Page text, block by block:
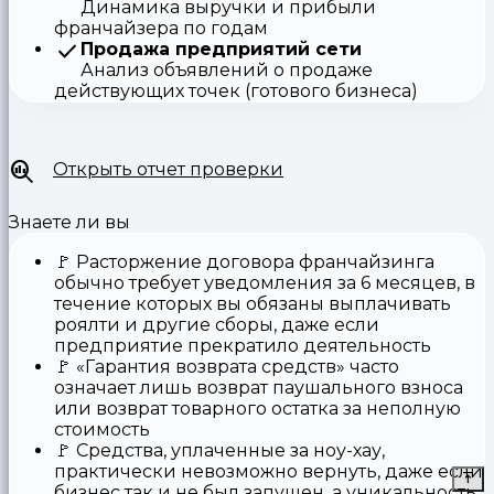
Динамика выручки и прибыли
франчайзера по годам
Продажа предприятий сети
Анализ объявлений о продаже
действующих точек (готового бизнеса)
Открыть отчет проверки
Знаете ли вы
🚩 Расторжение договора франчайзинга
обычно требует уведомления за 6 месяцев, в
течение которых вы обязаны выплачивать
роялти и другие сборы, даже если
предприятие прекратило деятельность
🚩 «Гарантия возврата средств» часто
означает лишь возврат паушального взноса
или возврат товарного остатка за неполную
стоимость
🚩 Средства, уплаченные за ноу-хау,
практически невозможно вернуть, даже если